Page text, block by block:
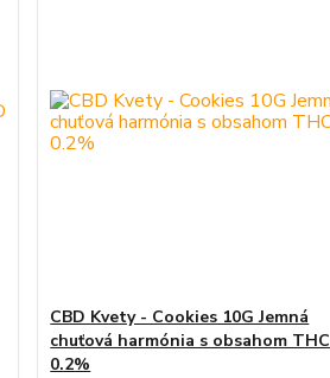
CBD Kvety - Cookies 10G Jemná
chuťová harmónia s obsahom
0.2%